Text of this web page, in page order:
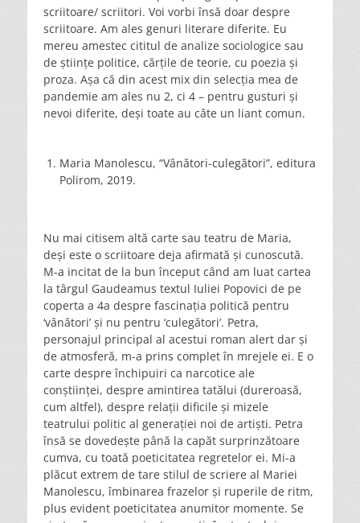
scriitoare/ scriitori. Voi vorbi însă doar despre
scriitoare. Am ales genuri literare diferite. Eu
mereu amestec cititul de analize sociologice sau
de științe politice, cărțile de teorie, cu poezia și
proza. Așa că din acest mix din selecția mea de
pandemie am ales nu 2, ci 4 – pentru gusturi și
nevoi diferite, deși toate au câte un liant comun.
Maria Manolescu, “Vânători-culegători”, editura
Polirom, 2019.
Nu mai citisem altă carte sau teatru de Maria,
deși este o scriitoare deja afirmată și cunoscută.
M-a incitat de la bun început când am luat cartea
la târgul Gaudeamus textul Iuliei Popovici de pe
coperta a 4a despre fascinația politică pentru
‘vânători’ și nu pentru ‘culegători’. Petra,
personajul principal al acestui roman alert dar și
de atmosferă, m-a prins complet în mrejele ei. E o
carte despre închipuiri ca narcotice ale
conștiinței, despre amintirea tatălui (dureroasă,
cum altfel), despre relații dificile și mizele
teatrului politic al generației noi de artiști. Petra
însă se dovedește până la capăt surprinzătoare
cumva, cu toată poeticitatea regretelor ei. Mi-a
plăcut extrem de tare stilul de scriere al Mariei
Manolescu, îmbinarea frazelor și ruperile de ritm,
plus evident poeticitatea anumitor momente. Se